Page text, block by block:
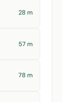
28 m
57 m
78 m